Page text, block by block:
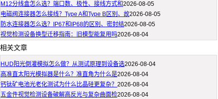
M12分线盒怎么选？端口数、极性、接线方式和2026-08-05
电磁阀连接器怎么接线？Type A和Type B区别、故2026-08-05
防水连接器怎么选？IP67和IP68的区别、密封结2026-08-05
视觉检测设备换型迁移指南：旧模型能复用吗2026-08-04
相关文章
HUD阳光倒灌模拟怎么做？从测试原理到设备选2026-08-04
高准直太阳光模拟器是什么？准直角为什么是2026-08-04
钙钛矿电池光老化测试为什么比晶硅更复杂？ 2026-08-04
五金件视觉检测设备破解高反光与复杂曲面检2026-08-04